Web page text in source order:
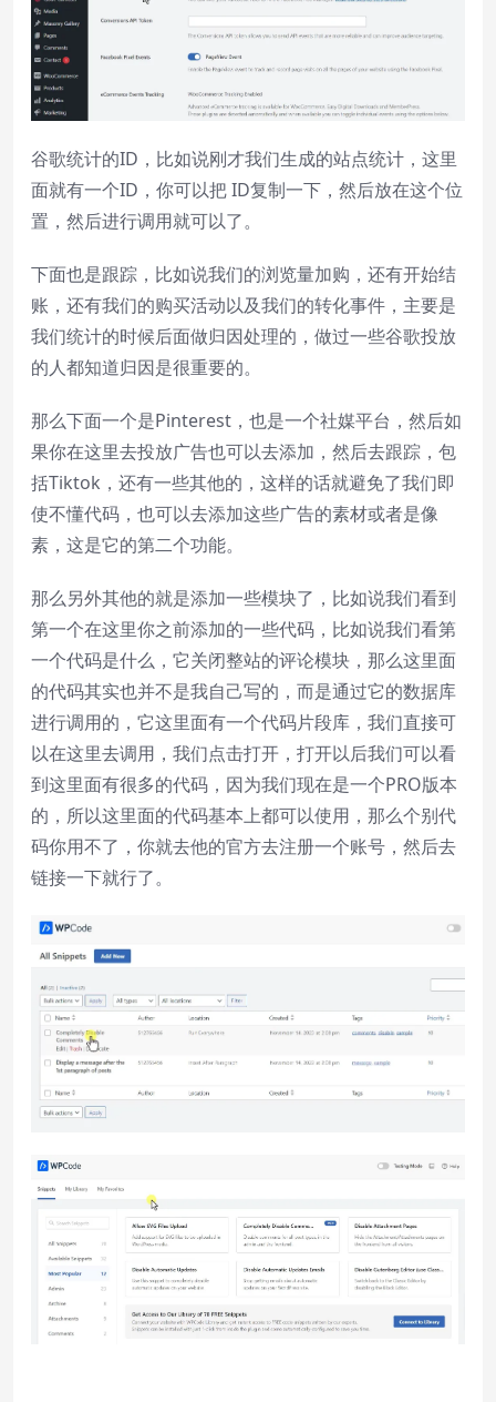
谷歌统计的ID，比如说刚才我们生成的站点统计，这里
面就有一个ID，你可以把 ID复制一下，然后放在这个位
置，然后进行调用就可以了。
下面也是跟踪，比如说我们的浏览量加购，还有开始结
账，还有我们的购买活动以及我们的转化事件，主要是
我们统计的时候后面做归因处理的，做过一些谷歌投放
的人都知道归因是很重要的。
那么下面一个是Pinterest，也是一个社媒平台，然后如
果你在这里去投放广告也可以去添加，然后去跟踪，包
括Tiktok，还有一些其他的，这样的话就避免了我们即
使不懂代码，也可以去添加这些广告的素材或者是像
素，这是它的第二个功能。
那么另外其他的就是添加一些模块了，比如说我们看到
第一个在这里你之前添加的一些代码，比如说我们看第
一个代码是什么，它关闭整站的评论模块，那么这里面
的代码其实也并不是我自己写的，而是通过它的数据库
进行调用的，它这里面有一个代码片段库，我们直接可
以在这里去调用，我们点击打开，打开以后我们可以看
到这里面有很多的代码，因为我们现在是一个PRO版本
的，所以这里面的代码基本上都可以使用，那么个别代
码你用不了，你就去他的官方去注册一个账号，然后去
链接一下就行了。